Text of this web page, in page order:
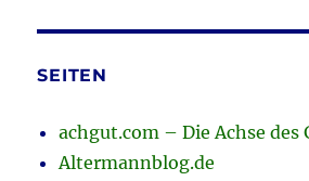
SEITEN
achgut.com – Die Achse des
Altermannblog.de